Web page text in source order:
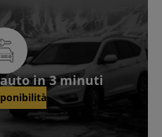
in 3 minuti